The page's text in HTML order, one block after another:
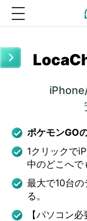
ポケモンGO
1クリックで
中のどこへで
最大で10台の
る。
【パソコン